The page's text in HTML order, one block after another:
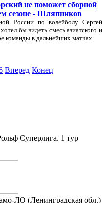
не поможет сборной
сезоне - Шляпников
России по волейболу Сергей
бы видеть смесь азиатского и
команды в дальнейших матчах.
Вперед Конец
Суперлига. 1 тур
ЛО (Ленинградская обл.)